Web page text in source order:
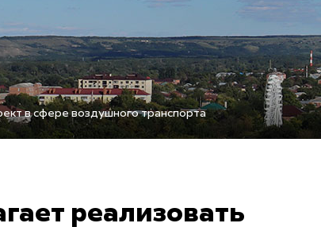
в сфере воздушного транспорта
реализовать